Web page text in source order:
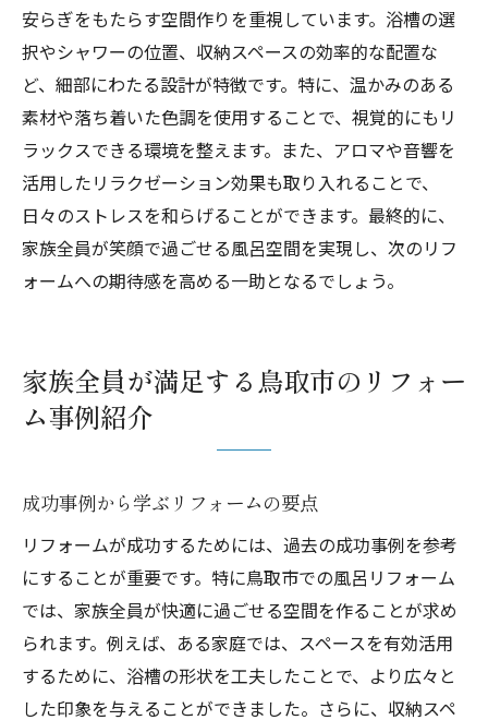
安らぎをもたらす空間作りを重視しています。浴槽の選
択やシャワーの位置、収納スペースの効率的な配置な
ど、細部にわたる設計が特徴です。特に、温かみのある
素材や落ち着いた色調を使用することで、視覚的にもリ
ラックスできる環境を整えます。また、アロマや音響を
活用したリラクゼーション効果も取り入れることで、
日々のストレスを和らげることができます。最終的に、
家族全員が笑顔で過ごせる風呂空間を実現し、次のリフ
ォームへの期待感を高める一助となるでしょう。
家族全員が満足する鳥取市のリフォー
ム事例紹介
成功事例から学ぶリフォームの要点
リフォームが成功するためには、過去の成功事例を参考
にすることが重要です。特に鳥取市での風呂リフォーム
では、家族全員が快適に過ごせる空間を作ることが求め
られます。例えば、ある家庭では、スペースを有効活用
するために、浴槽の形状を工夫したことで、より広々と
した印象を与えることができました。さらに、収納スペ